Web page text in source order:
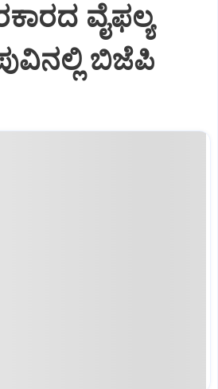
ವೈಫಲ್ಯ
ಬಿಜೆಪಿ